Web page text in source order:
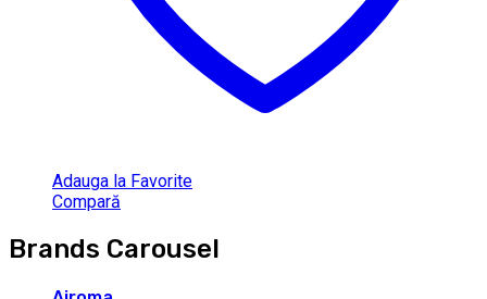
Adauga la Favorite
Compară
Brands Carousel